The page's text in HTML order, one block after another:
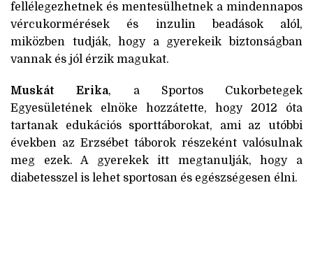
fellélegezhetnek és mentesülhetnek a mindennapos
vércukormérések és inzulin beadások alól,
miközben tudják, hogy a gyerekeik biztonságban
vannak és jól érzik magukat.
Muskát Erika, a Sportos Cukorbetegek
Egyesületének elnöke hozzátette, hogy 2012 óta
tartanak edukációs sporttáborokat, ami az utóbbi
években az Erzsébet táborok részeként valósulnak
meg ezek. A gyerekek itt megtanulják, hogy a
diabetesszel is lehet sportosan és egészségesen élni.